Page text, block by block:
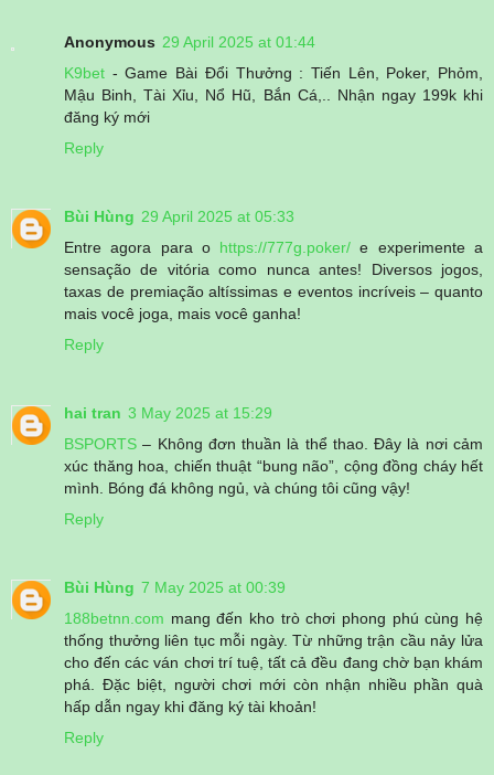
Anonymous 29 April 2025 at 01:44
K9bet - Game Bài Đổi Thưởng : Tiến Lên, Poker, Phỏm,
Mậu Binh, Tài Xỉu, Nổ Hũ, Bắn Cá,.. Nhận ngay 199k khi
đăng ký mới
Reply
Bùi Hùng 29 April 2025 at 05:33
Entre agora para o https://777g.poker/ e experimente a
sensação de vitória como nunca antes! Diversos jogos,
taxas de premiação altíssimas e eventos incríveis – quanto
mais você joga, mais você ganha!
Reply
hai tran 3 May 2025 at 15:29
BSPORTS – Không đơn thuần là thể thao. Đây là nơi cảm
xúc thăng hoa, chiến thuật “bung não”, cộng đồng cháy hết
mình. Bóng đá không ngủ, và chúng tôi cũng vậy!
Reply
Bùi Hùng 7 May 2025 at 00:39
188betnn.com mang đến kho trò chơi phong phú cùng hệ
thống thưởng liên tục mỗi ngày. Từ những trận cầu nảy lửa
cho đến các ván chơi trí tuệ, tất cả đều đang chờ bạn khám
phá. Đặc biệt, người chơi mới còn nhận nhiều phần quà
hấp dẫn ngay khi đăng ký tài khoản!
Reply